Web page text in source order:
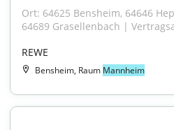
Ort: 64625 Bensheim, 64646
64689 Grasellenbach |
REWE
Bensheim, Raum Mannheim